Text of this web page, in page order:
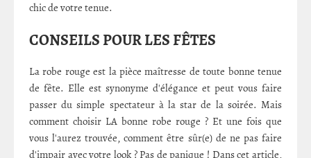
chic de votre tenue.
CONSEILS POUR LES FÊTES
La robe rouge est la pièce maîtresse de toute bonne tenue
de fête. Elle est synonyme d'élégance et peut vous faire
passer du simple spectateur à la star de la soirée. Mais
comment choisir LA bonne robe rouge ? Et une fois que
vous l'aurez trouvée, comment être sûr(e) de ne pas faire
d'impair avec votre look ? Pas de panique ! Dans cet article,